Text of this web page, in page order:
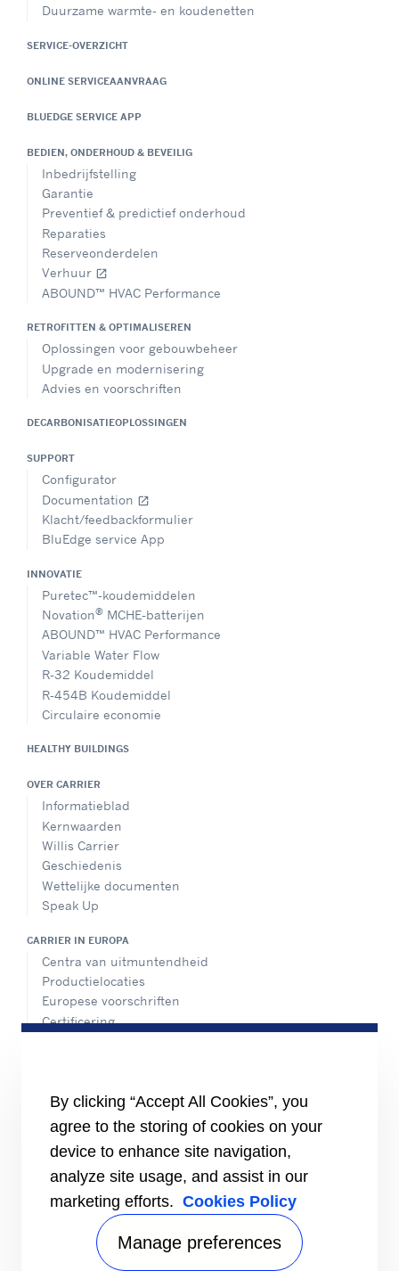
Duurzame warmte- en koudenetten
SERVICE-OVERZICHT
ONLINE SERVICEAANVRAAG
BLUEDGE SERVICE APP
BEDIEN, ONDERHOUD & BEVEILIG
Inbedrijfstelling
Garantie
Preventief & predictief onderhoud
Reparaties
Reserveonderdelen
Verhuur open_in_new
ABOUND™ HVAC Performance
RETROFITTEN & OPTIMALISEREN
Oplossingen voor gebouwbeheer
Upgrade en modernisering
Advies en voorschriften
DECARBONISATIEOPLOSSINGEN
SUPPORT
Configurator
Documentation open_in_new
Klacht/feedbackformulier
BluEdge service App
INNOVATIE
Puretec™-koudemiddelen
Novation® MCHE-batterijen
ABOUND™ HVAC Performance
Variable Water Flow
R-32 Koudemiddel
R-454B Koudemiddel
Circulaire economie
HEALTHY BUILDINGS
OVER CARRIER
Informatieblad
Kernwaarden
Willis Carrier
Geschiedenis
Wettelijke documenten
Speak Up
CARRIER IN EUROPA
Centra van uitmuntendheid
Productielocaties
Europese voorschriften
Certificering
BRONNEN
Brochures
Video's
INFORMATIE VOOR
Leveranciers
Investeerders
By clicking “Accept All Cookies”, you
agree to the storing of cookies on your
device to enhance site navigation,
analyze site usage, and assist in our
marketing efforts. Cookies Policy
Manage preferences